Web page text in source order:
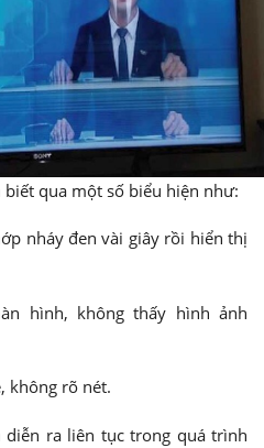
biết qua một số biểu hiện như:
nháy đen vài giây rồi hiển thị
hình, không thấy hình ảnh
không rõ nét.
ra liên tục trong quá trình